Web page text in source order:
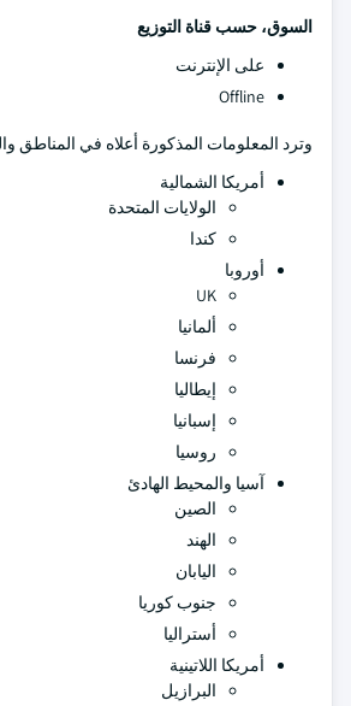
السوق، حسب قناة التوزيع
على الإنترنت
Offline
وترد المعلومات المذكورة أعلاه في المناطق
أمريكا الشمالية
الولايات المتحدة
كندا
أوروبا
UK
ألمانيا
فرنسا
إيطاليا
إسبانيا
روسيا
آسيا والمحيط الهادئ
الصين
الهند
اليابان
جنوب كوريا
أستراليا
أمريكا اللاتينية
البرازيل